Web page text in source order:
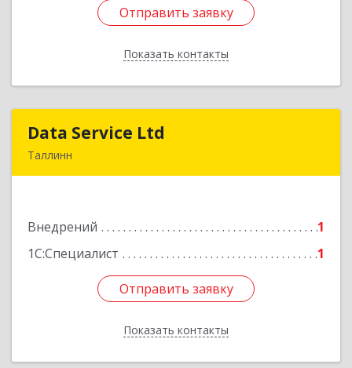
Отправить заявку
Показать контакты
Отправить заявку
Назад
Data Service Ltd
Таллинн
Внедрений
1
1С:Специалист
1
Отправить заявку
Показать контакты
Отправить заявку
Назад